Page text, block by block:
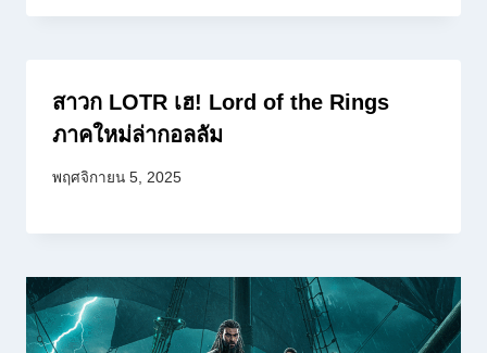
สาวก LOTR เฮ! Lord of the Rings
ภาคใหม่ล่ากอลลัม
พฤศจิกายน 5, 2025